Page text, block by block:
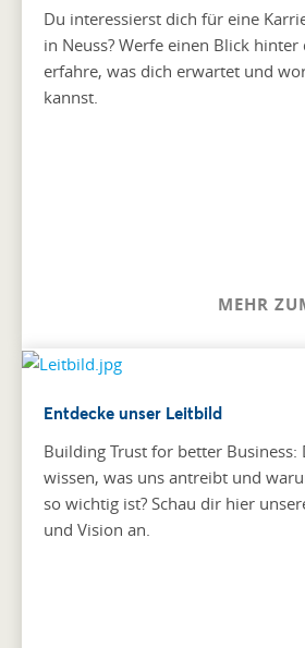
Du interessierst dich für eine
in Neuss? Werfe einen Blick hinter
erfahre, was dich erwartet und
kannst.
MEHR
Entdecke unser Leitbild
Building Trust for better Business:
wissen, was uns antreibt und
so wichtig ist? Schau dir hier
und Vision an.